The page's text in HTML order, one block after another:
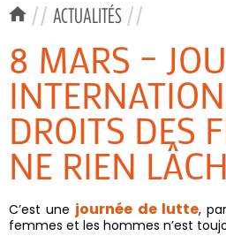
// ACTUALITÉS //
8 MARS –
DROITS DES
NE RIEN
C’est une journée de lutte,
femmes et les hommes n’est